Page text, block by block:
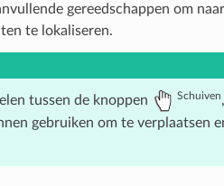
gereedschappen om
te lokaliseren.
tussen de knoppen Schuiven,
gebruiken om te verplaatsen